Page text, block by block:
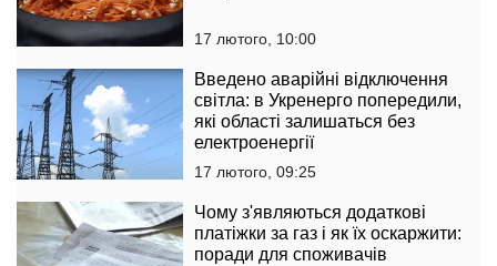
17 лютого, 10:00
Введено аварійні відключення
світла: в Укренерго попередили,
які області залишаться без
електроенергії
17 лютого, 09:25
Чому з'являються додаткові
платіжки за газ і як їх оскаржити:
поради для споживачів